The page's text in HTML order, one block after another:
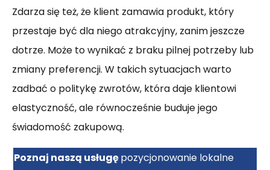
Zdarza się też, że klient zamawia produkt, który
przestaje być dla niego atrakcyjny, zanim jeszcze
dotrze. Może to wynikać z braku pilnej potrzeby lub
zmiany preferencji. W takich sytuacjach warto
zadbać o politykę zwrotów, która daje klientowi
elastyczność, ale równocześnie buduje jego
świadomość zakupową.
Poznaj naszą usługępozycjonowanie lokalne